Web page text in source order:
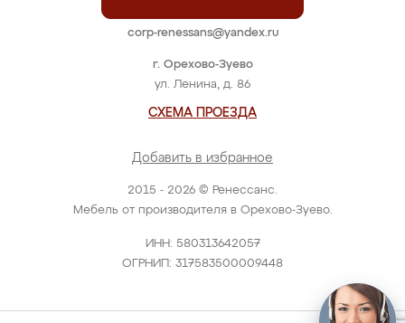
2015 - 2026 © Ренессанс.
Мебель от производителя в Орехово-Зуево.
ИНН: 580313642057
ОГРНИП: 317583500009448
г. Орехово-Зуево
ул. Ленина, д. 86
СХЕМА ПРОЕЗДА
Добавить в избранное
corp-renessans@yandex.ru